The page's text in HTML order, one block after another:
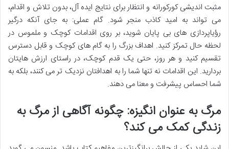
مثبت اندیشی کورکورانه و انتظار برای نتایج ایده آل، بدون تلاش و اقدام،
می تواند به امید کاذب منجر شود. گام عملی: به جای آنکه درگیر
رؤیاپردازی های بی پایان شوید، بر روی اقدامات کوچک و ملموس در
لحظه حال تمرکز کنید. اهداف بزرگ را به گام های کوچک و قابل دسترس
تقسیم کنید و هر روز، حتی یک قدم کوچک، در راستای ارزش هایتان
بردارید. این اقدامات نه تنها شما را به اهدافتان نزدیک تر می کنند، بلکه به
شما احساس پیشرفت و معنا می دهند.
مرگ به عنوان انگیزه: چگونه آگاهی از مرگ به
زندگی کمک می کند؟